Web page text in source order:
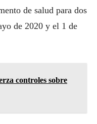
de salud para dos
de 2020 y el 1 de
controles sobre